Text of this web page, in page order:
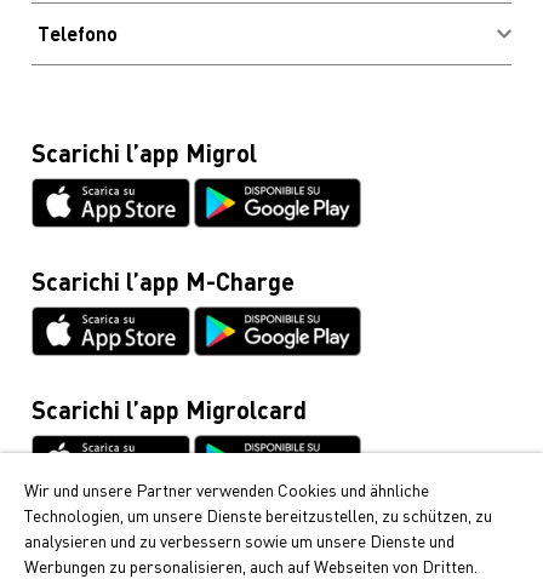
Vantaggi e risparmio
Domande frequenti
Glossario
Netiquette
Schede tecniche & istruzioni
Telefono
Migrolcard
0844 03 03 03
Infoline Cumulus
Informazioni generali / Veicoli
044 495 11 11
Scarichi l’app Migrol
Scarichi l’app M-Charge
Scarichi l’app Migrolcard
Cumulus
Da Migrol riceve i popolari punti Cumulus. Scopra qui
Wir und unsere Partner verwenden Cookies und ähnliche
Technologien, um unsere Dienste bereitzustellen, zu schützen, zu
analysieren und zu verbessern sowie um unsere Dienste und
Werbungen zu personalisieren, auch auf Webseiten von Dritten.